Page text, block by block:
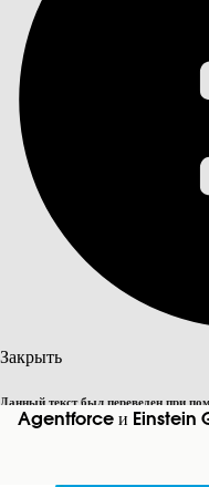
Закрыть
Данный текст был переведен при
Дополнительные сведения см.здесь .
Agentforce и Einstein
СОДЕРЖАНИЕ